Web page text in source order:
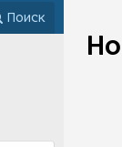
Поиск